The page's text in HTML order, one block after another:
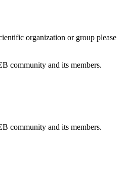
organization or group please
community and its members.
community and its members.